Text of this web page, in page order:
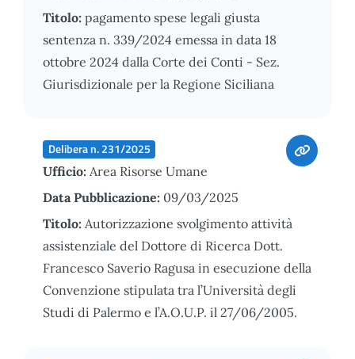
Titolo: pagamento spese legali giusta
sentenza n. 339/2024 emessa in data 18
ottobre 2024 dalla Corte dei Conti - Sez.
Giurisdizionale per la Regione Siciliana
Delibera n. 231/2025
Ufficio: Area Risorse Umane
Data Pubblicazione: 09/03/2025
Titolo: Autorizzazione svolgimento attività
assistenziale del Dottore di Ricerca Dott.
Francesco Saverio Ragusa in esecuzione della
Convenzione stipulata tra l’Università degli
Studi di Palermo e l’A.O.U.P. il 27/06/2005.